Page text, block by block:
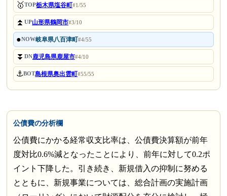
🥇TOP栃木県塩谷町#1/55
⏫UP山形県鶴岡市#3/10
●NOW岐阜県八百津町#4/55
⏬DN鹿児島県鹿屋市#4/10
⚓BOT島根県奥出雲町#55/55
公債費の分析欄
公債費にかかる経常収支比率は、公債費決算額が前年
度対比0.6%減となったことにより、前年に対して0.2ポ
イント下降した。引き続き、新規借入の抑制に努める
とともに、新規事業については、総合計画の実施計画